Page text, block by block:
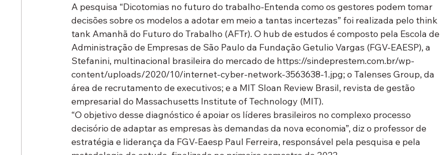
A pesquisa “Dicotomias no futuro do trabalho-Entenda como os gestores podem tomar
decisões sobre os modelos a adotar em meio a tantas incertezas” foi realizada pelo think
tank Amanhã do Futuro do Trabalho (AFTr). O hub de estudos é composto pela Escola de
Administração de Empresas de São Paulo da Fundação Getulio Vargas (FGV-EAESP), a
Stefanini, multinacional brasileira do mercado de https://sindeprestem.com.br/wp-
content/uploads/2020/10/internet-cyber-network-3563638-1.jpg; o Talenses Group, da
área de recrutamento de executivos; e a MIT Sloan Review Brasil, revista de gestão
empresarial do Massachusetts Institute of Technology (MIT).
“O objetivo desse diagnóstico é apoiar os líderes brasileiros no complexo processo
decisório de adaptar as empresas às demandas da nova economia”, diz o professor de
estratégia e liderança da FGV-Eaesp Paul Ferreira, responsável pela pesquisa e pela